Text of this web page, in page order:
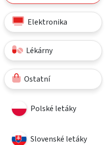
Elektronika
Lékárny
Ostatní
Polské letáky
Slovenské letáky